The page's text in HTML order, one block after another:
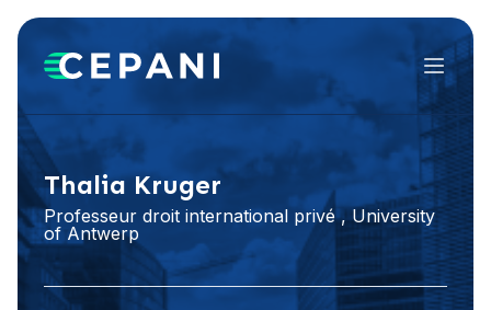
Menu
LinkedIn
Thalia Kruger
Professeur droit international privé , University
of Antwerp